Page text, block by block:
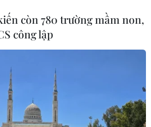
còn 780 trường mầm non,
công lập